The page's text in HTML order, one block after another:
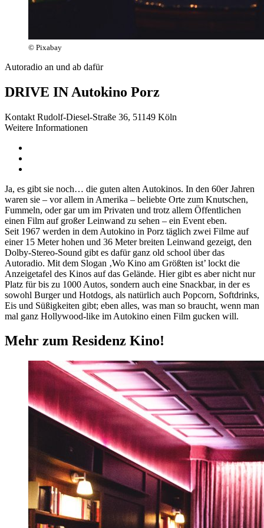
© Pixabay
Autoradio an und ab dafür
DRIVE IN Autokino Porz
Kontakt Rudolf-Diesel-Straße 36, 51149 Köln
Weitere Informationen
Ja, es gibt sie noch… die guten alten Autokinos. In den 60er Jahren
waren sie – vor allem in Amerika – beliebte Orte zum Knutschen,
Fummeln, oder gar um im Privaten und trotz allem Öffentlichen
einen Film auf großer Leinwand zu sehen – ein Event eben.
Seit 1967 werden in dem Autokino in Porz täglich zwei Filme auf
einer 15 Meter hohen und 36 Meter breiten Leinwand gezeigt, den
Dolby-Stereo-Sound gibt es dafür ganz old school über das
Autoradio. Mit dem Slogan ‚Wo Kino am Größten ist’ lockt die
Anzeigetafel des Kinos auf das Gelände. Hier gibt es aber nicht nur
Platz für bis zu 1000 Autos, sondern auch eine Snackbar, in der es
sowohl Burger und Hotdogs, als natürlich auch Popcorn, Softdrinks,
Eis und Süßigkeiten gibt; eben alles, was man so braucht, wenn man
mal ganz Hollywood-like im Autokino einen Film gucken will.
Mehr zum Residenz Kino!